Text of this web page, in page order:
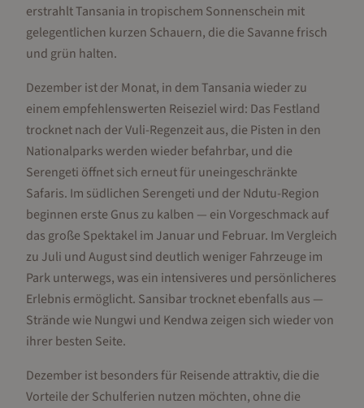
erstrahlt Tansania in tropischem Sonnenschein mit
gelegentlichen kurzen Schauern, die die Savanne frisch
und grün halten.
Dezember ist der Monat, in dem Tansania wieder zu
einem empfehlenswerten Reiseziel wird: Das Festland
trocknet nach der Vuli-Regenzeit aus, die Pisten in den
Nationalparks werden wieder befahrbar, und die
Serengeti öffnet sich erneut für uneingeschränkte
Safaris. Im südlichen Serengeti und der Ndutu-Region
beginnen erste Gnus zu kalben — ein Vorgeschmack auf
das große Spektakel im Januar und Februar. Im Vergleich
zu Juli und August sind deutlich weniger Fahrzeuge im
Park unterwegs, was ein intensiveres und persönlicheres
Erlebnis ermöglicht. Sansibar trocknet ebenfalls aus —
Strände wie Nungwi und Kendwa zeigen sich wieder von
ihrer besten Seite.
Dezember ist besonders für Reisende attraktiv, die die
Vorteile der Schulferien nutzen möchten, ohne die